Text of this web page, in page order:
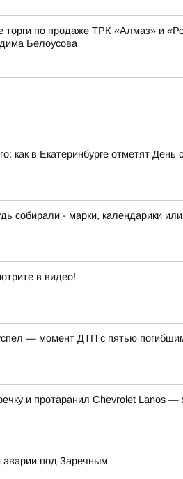
по продаже ТРК «Алмаз» и
Белоусова
как в Екатеринбурге отметят День
собирали - марки, календарики
в видео!
— момент ДТП с пятью
и протаранил Chevrolet Lanos
аварии под Заречным